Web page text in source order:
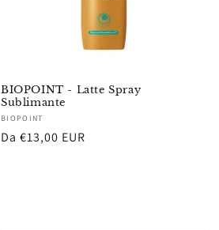
BIOPOINT - Latte Spray
Sublimante
Fornitore:
BIOPOINT
Prezzo
Da €13,00 EUR